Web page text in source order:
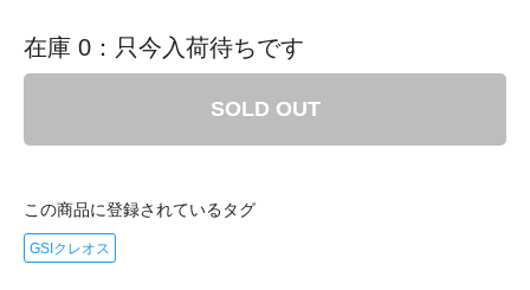
在庫 0：只今入荷待ちです
SOLD OUT
この商品に登録されているタグ
GSIクレオス